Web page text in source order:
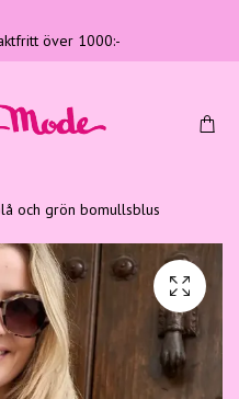
över 1000:-
och grön bomullsblus